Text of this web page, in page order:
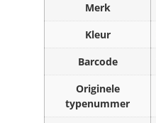
Merk
Kleur
Barcode
Originele
typenummer